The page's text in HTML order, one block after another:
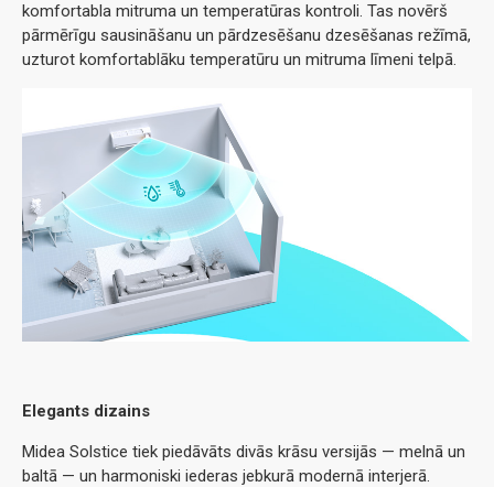
komfortabla mitruma un temperatūras kontroli. Tas novērš
pārmērīgu sausināšanu un pārdzesēšanu dzesēšanas režīmā,
uzturot komfortablāku temperatūru un mitruma līmeni telpā.
Elegants dizains
Midea Solstice tiek piedāvāts divās krāsu versijās — melnā un
baltā — un harmoniski iederas jebkurā modernā interjerā.